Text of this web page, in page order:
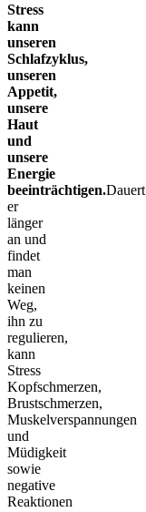
Stress
kann
unseren
Schlafzyklus,
unseren
Appetit,
unsere
Haut
und
unsere
Energie
beeinträchtigen.Dauert
er
länger
an und
findet
man
keinen
Weg,
ihn zu
regulieren,
kann
Stress
Kopfschmerzen,
Brustschmerzen,
Muskelverspannungen
und
Müdigkeit
sowie
negative
Reaktionen